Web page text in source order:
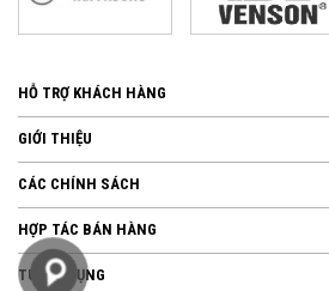
HỖ TRỢ KHÁCH HÀNG
GIỚI THIỆU
CÁC CHÍNH SÁCH
HỢP TÁC BÁN HÀNG
TUYỂN DỤNG